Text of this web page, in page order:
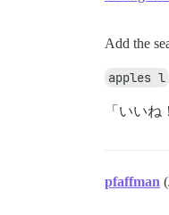
Add the
apples l
「いいね
pfaffman